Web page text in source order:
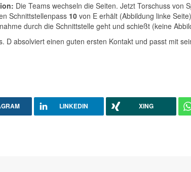
Die Teams wechseln die Seiten. Jetzt Torschuss von
Schnittstellenpass 10 von E erhält (Abbildung linke
durch die Schnittstelle geht und schießt (keine
absolviert einen guten ersten Kontakt und passt mit
LINKEDIN XING